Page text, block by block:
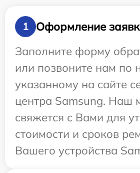
1
Оформление
Заполните форму
или позвоните нам по
указанному на сайте
центра Samsung. Наш
свяжется с Вами для
стоимости и сроков
Вашего устройства